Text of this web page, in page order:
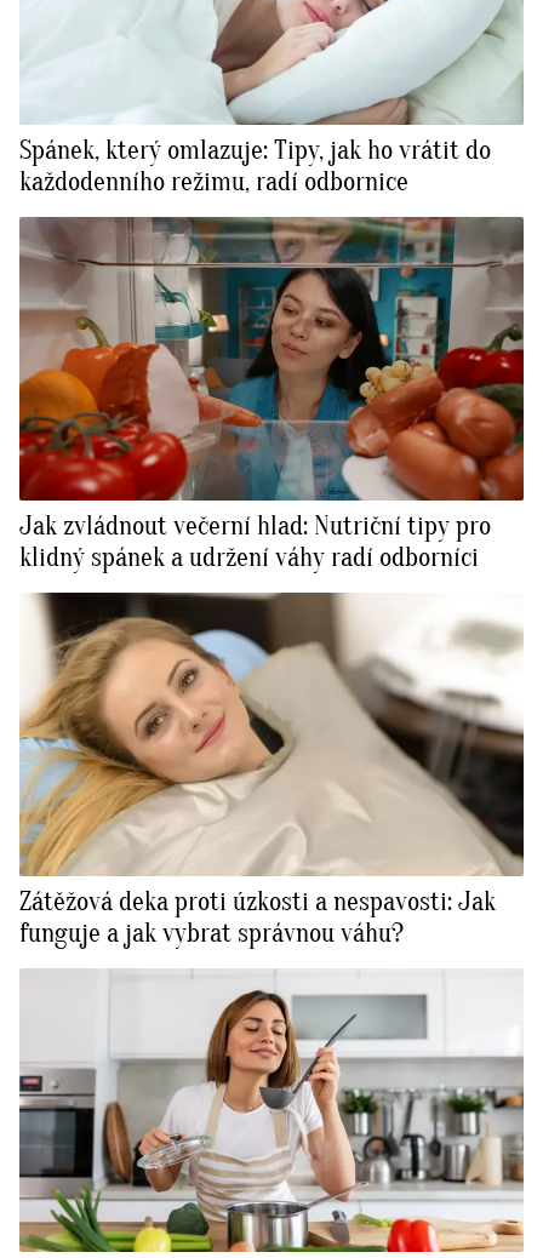
Spánek, který omlazuje: Tipy, jak ho vrátit do
každodenního režimu, radí odbornice
Jak zvládnout večerní hlad: Nutriční tipy pro
klidný spánek a udržení váhy radí odborníci
Zátěžová deka proti úzkosti a nespavosti: Jak
funguje a jak vybrat správnou váhu?